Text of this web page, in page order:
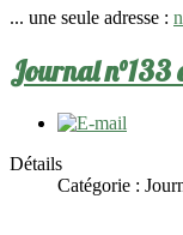
... une seule adresse :
Journal n°133
Détails
Catégorie :